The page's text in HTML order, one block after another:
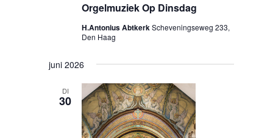
Orgelmuziek Op Dinsdag
H.Antonius AbtkerkScheveningseweg 233,
Den Haag
juni 2026
DI
30